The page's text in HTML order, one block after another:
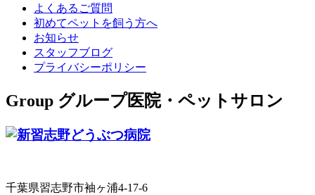
よくあるご質問
初めてペットを飼う方へ
お知らせ
スタッフブログ
プライバシーポリシー
Group グループ医院・ペットサロン
千葉県習志野市袖ヶ浦4-17-6